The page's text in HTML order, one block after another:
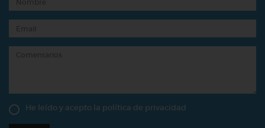
He leído y acepto la política de privacidad